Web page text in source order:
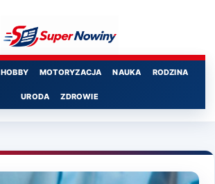
HOBBY MOTORYZACJA NAUKA RODZINA
URODA ZDROWIE